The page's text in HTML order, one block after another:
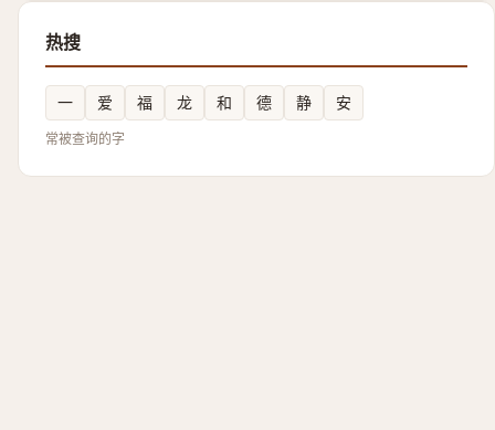
热搜
一 爱 福 龙 和 德 静 安
常被查询的字